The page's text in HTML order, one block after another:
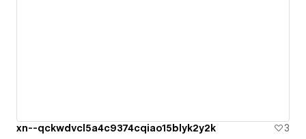
xn--qckwdvcl5a4c9374cqiao15blyk2y2k 3